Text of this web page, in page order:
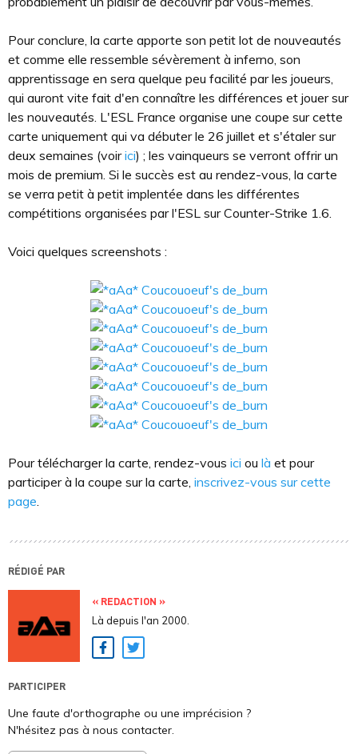
Pour conclure, la carte apporte son petit lot de nouveautés
et comme elle ressemble sévèrement à inferno, son
apprentissage en sera quelque peu facilité par les joueurs,
qui auront vite fait d'en connaître les différences et jouer sur
les nouveautés. L'ESL France organise une coupe sur cette
carte uniquement qui va débuter le 26 juillet et s'étaler sur
deux semaines (voirici) ; les vainqueurs se verront offrir un
mois de premium. Si le succès est au rendez-vous, la carte
se verra petit à petit implentée dans les différentes
compétitions organisées par l'ESL sur Counter-Strike 1.6.
Voici quelques screenshots :
Pour télécharger la carte, rendez-vous ici ou là et pour
participer à la coupe sur la carte, inscrivez-vous sur cette
page.
RÉDIGÉ PAR
« REDACTION »
Là depuis l'an 2000.
Facebook
Twitter
PARTICIPER
Une faute d'orthographe ou une imprécision ?
N'hésitez pas à nous contacter.